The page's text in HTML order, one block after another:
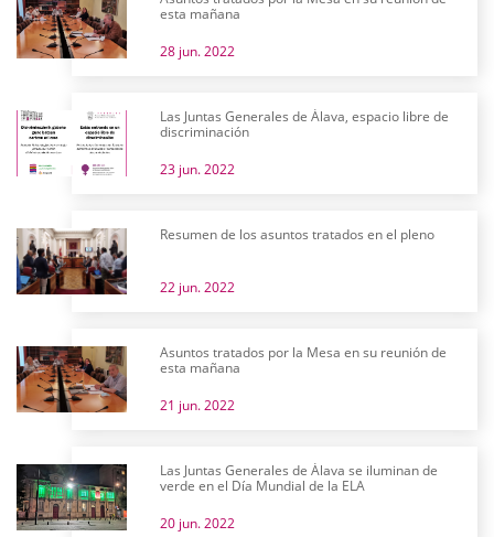
esta mañana
28 jun. 2022
Las Juntas Generales de Álava, espacio libre de
discriminación
23 jun. 2022
Resumen de los asuntos tratados en el pleno
22 jun. 2022
Asuntos tratados por la Mesa en su reunión de
esta mañana
21 jun. 2022
Las Juntas Generales de Álava se iluminan de
verde en el Día Mundial de la ELA
20 jun. 2022